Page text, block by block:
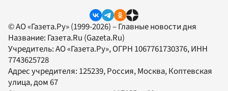
© АО «Газета.Ру» (1999-2026) – Главные новости дня
Название: Газета.Ru (Gazeta.Ru)
Учредитель:АО «Газета.Ру», ОГРН 1067761730376, ИНН
7743625728
Адрес учредителя: 125239, Россия, Москва, Коптевская
улица, дом 67